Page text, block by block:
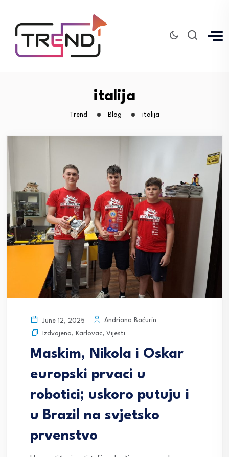
italija
Trend Blog italija
June 12, 2025
Andriana Baćurin
Izdvojeno, Karlovac, Vijesti
Maskim, Nikola i Oskar
europski prvaci u
robotici; uskoro putuju i
u Brazil na svjetsko
prvenstvo